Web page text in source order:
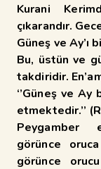
Kurani
çıkarandır.
Güneş ve Ay’ı
Bu, üstün ve
takdiridir.
‘’Güneş ve
etmektedir.’’
Peygamber
görünce
görünce